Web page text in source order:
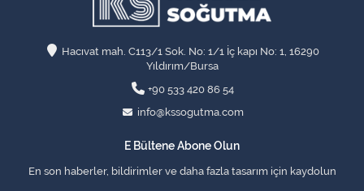
Hacıvat mah. C113/1 Sok. No: 1/1 İç kapı No: 1, 16290
Yıldırım/Bursa
+90 533 420 86 54
info@kssogutma.com
E Bültene Abone Olun
En son haberler, bildirimler ve daha fazla tasarım için kaydolun